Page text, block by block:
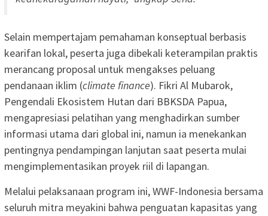
Selain mempertajam pemahaman konseptual berbasis
kearifan lokal, peserta juga dibekali keterampilan praktis
merancang proposal untuk mengakses peluang
pendanaan iklim (climate finance). Fikri Al Mubarok,
Pengendali Ekosistem Hutan dari BBKSDA Papua,
mengapresiasi pelatihan yang menghadirkan sumber
informasi utama dari global ini, namun ia menekankan
pentingnya pendampingan lanjutan saat peserta mulai
mengimplementasikan proyek riil di lapangan.
Melalui pelaksanaan program ini, WWF-Indonesia bersama
seluruh mitra meyakini bahwa penguatan kapasitas yang